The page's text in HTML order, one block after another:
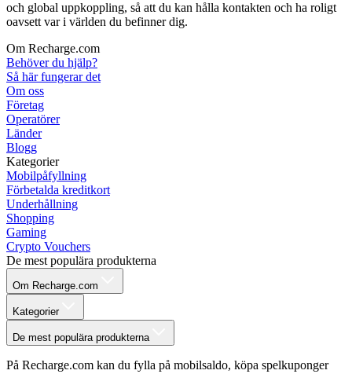
och global uppkoppling, så att du kan hålla kontakten och ha roligt
oavsett var i världen du befinner dig.
Om Recharge.com
Behöver du hjälp?
Så här fungerar det
Om oss
Företag
Operatörer
Länder
Blogg
Kategorier
Mobilpåfyllning
Förbetalda kreditkort
Underhållning
Shopping
Gaming
Crypto Vouchers
De mest populära produkterna
Om Recharge.com
Kategorier
De mest populära produkterna
På Recharge.com kan du fylla på mobilsaldo, köpa spelkuponger